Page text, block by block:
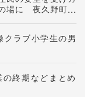
場に 夜久野町稲
ラブ小学生の男
終期などまとめ